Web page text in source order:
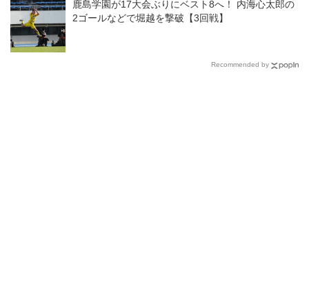
鹿島学園が17大会ぶりにベスト8へ！ 内海心太郎の
2ゴールなどで堀越を撃破【3回戦】
Recommended by